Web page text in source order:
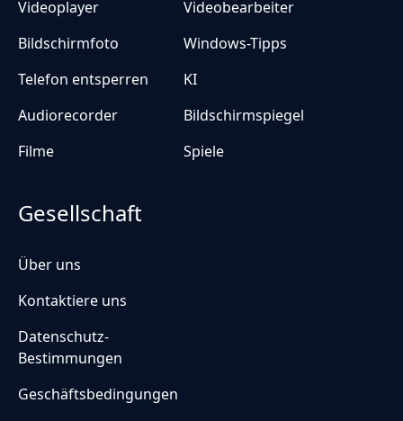
Videoplayer
Videobearbeiter
Bildschirmfoto
Windows-Tipps
Telefon entsperren
KI
Audiorecorder
Bildschirmspiegel
Filme
Spiele
Gesellschaft
Über uns
Kontaktiere uns
Datenschutz-
Bestimmungen
Geschäftsbedingungen